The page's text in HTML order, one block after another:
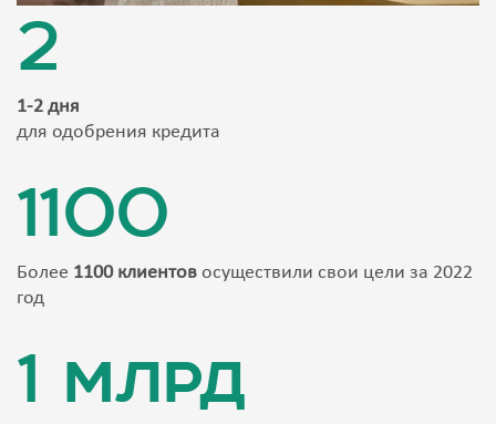
2
1-2 дня
для одобрения кредита
1100
Более 1100 клиентов осуществили свои цели за 2022
год
1 млрд